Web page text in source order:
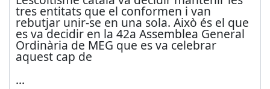
tres entitats que el conformen i van
rebutjar unir-se en una sola. Això és el que
es va decidir en la 42a Assemblea General
Ordinària de MEG que es va celebrar
aquest cap de
...